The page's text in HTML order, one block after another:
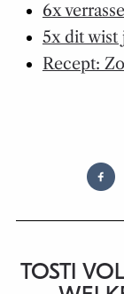
6x
5x dit wist
Recept:
TOSTI